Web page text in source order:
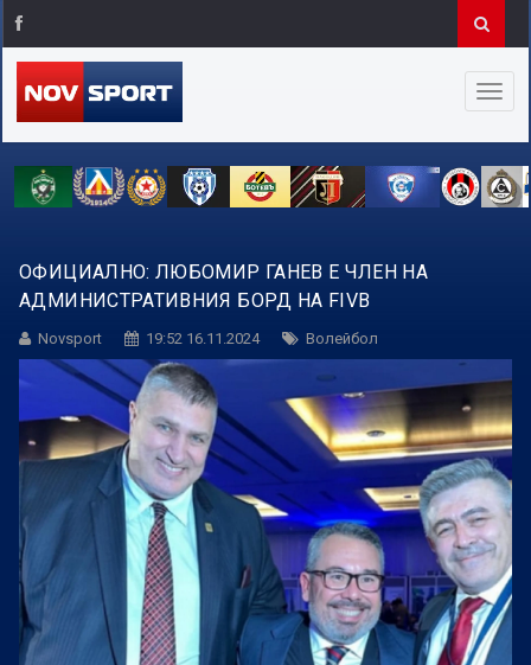
ОФИЦИАЛНО: ЛЮБОМИР ГАНЕВ Е ЧЛЕН НА
АДМИНИСТРАТИВНИЯ БОРД НА FIVB
Novsport 19:52 16.11.2024 Волейбол